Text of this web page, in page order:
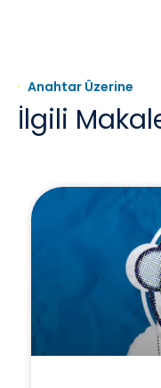
Anahtar Üzerine
İlgili